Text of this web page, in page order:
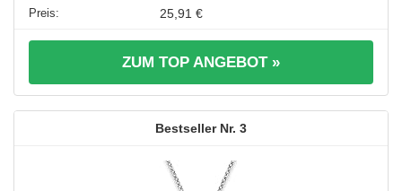
25,91 €
ZUM TOP ANGEBOT »
3